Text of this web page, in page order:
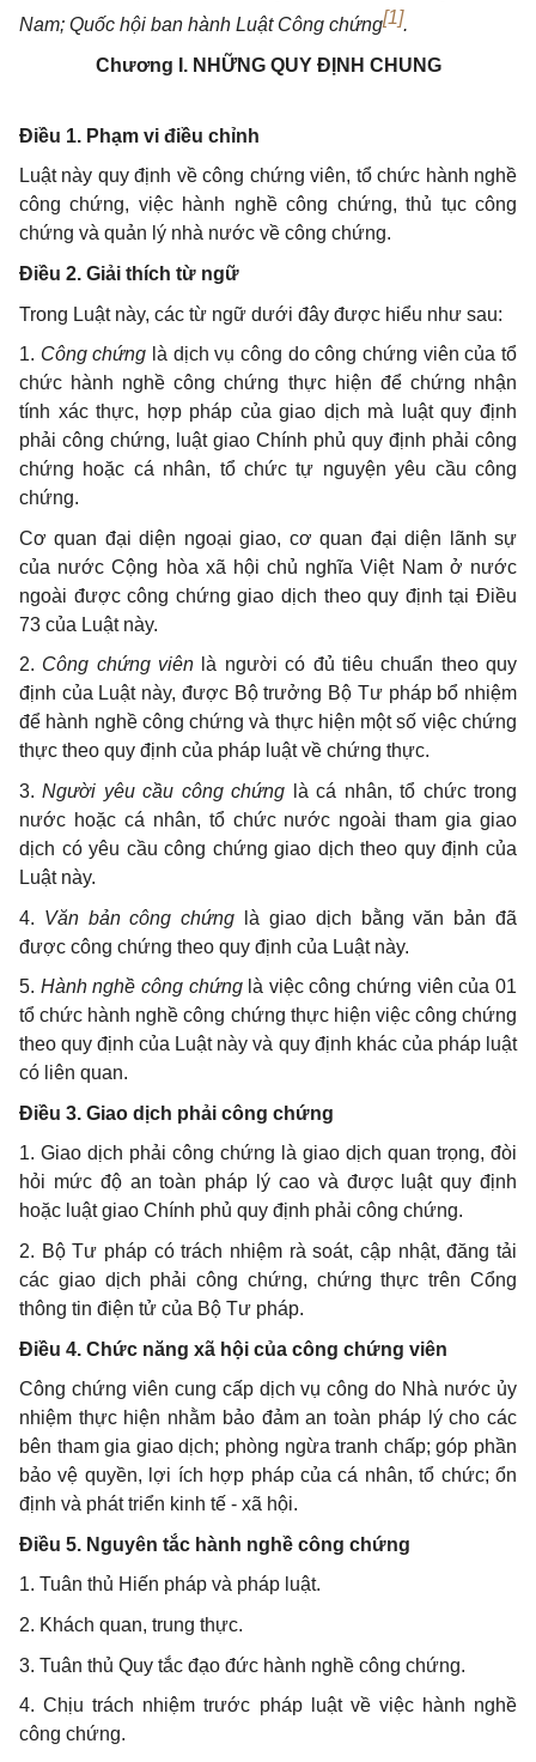
Nam; Quốc hội ban hành Luật Công chứng[1].
Chương I. NHỮNG QUY ĐỊNH CHUNG
Điều 1. Phạm vi điều chỉnh
Luật này quy định về công chứng viên, tổ chức hành nghề
công chứng, việc hành nghề công chứng, thủ tục công
chứng và quản lý nhà nước về công chứng.
Điều 2. Giải thích từ ngữ
Trong Luật này, các từ ngữ dưới đây được hiểu như sau:
1. Công chứng là dịch vụ công do công chứng viên của tổ
chức hành nghề công chứng thực hiện để chứng nhận
tính xác thực, hợp pháp của giao dịch mà luật quy định
phải công chứng, luật giao Chính phủ quy định phải công
chứng hoặc cá nhân, tổ chức tự nguyện yêu cầu công
chứng.
Cơ quan đại diện ngoại giao, cơ quan đại diện lãnh sự
của nước Cộng hòa xã hội chủ nghĩa Việt Nam ở nước
ngoài được công chứng giao dịch theo quy định tại Điều
73 của Luật này.
2. Công chứng viên là người có đủ tiêu chuẩn theo quy
định của Luật này, được Bộ trưởng Bộ Tư pháp bổ nhiệm
để hành nghề công chứng và thực hiện một số việc chứng
thực theo quy định của pháp luật về chứng thực.
3.Người yêu cầu công chứng
là cá nhân, tổ chức trong
nước hoặc cá nhân, tổ chức nước ngoài tham gia giao
dịch có yêu cầu công chứng giao dịch theo quy định của
Luật này.
4. Văn bản công chứng
là giao dịch bằng văn bản đã
được công chứng theo quy định của Luật này.
5. Hành nghề công chứng là việc công chứng viên của 01
tổ chức hành nghề công chứng thực hiện việc công chứng
theo quy định của Luật này và quy định khác của pháp luật
có liên quan.
Điều 3. Giao dịch phải công chứng
1. Giao dịch phải công chứng là giao dịch quan trọng, đòi
hỏi mức độ an toàn pháp lý cao và được luật quy định
hoặc luật giao Chính phủ quy định phải công chứng.
2. Bộ Tư pháp có trách nhiệm rà soát, cập nhật, đăng tải
các giao dịch phải công chứng, chứng thực trên Cổng
thông tin điện tử của Bộ Tư pháp.
Điều 4. Chức năng xã hội của công chứng viên
Công chứng viên cung cấp dịch vụ công do Nhà nước ủy
nhiệm thực hiện nhằm bảo đảm an toàn pháp lý cho các
bên tham gia giao dịch; phòng ngừa tranh chấp; góp phần
bảo vệ quyền, lợi ích hợp pháp của cá nhân, tổ chức; ổn
định và phát triển kinh tế - xã hội.
Điều 5. Nguyên tắc hành nghề công chứng
1. Tuân thủ Hiến pháp và pháp luật.
2. Khách quan, trung thực.
3. Tuân thủ Quy tắc đạo đức hành nghề công chứng.
4. Chịu trách nhiệm trước pháp luật về việc hành nghề
công chứng.